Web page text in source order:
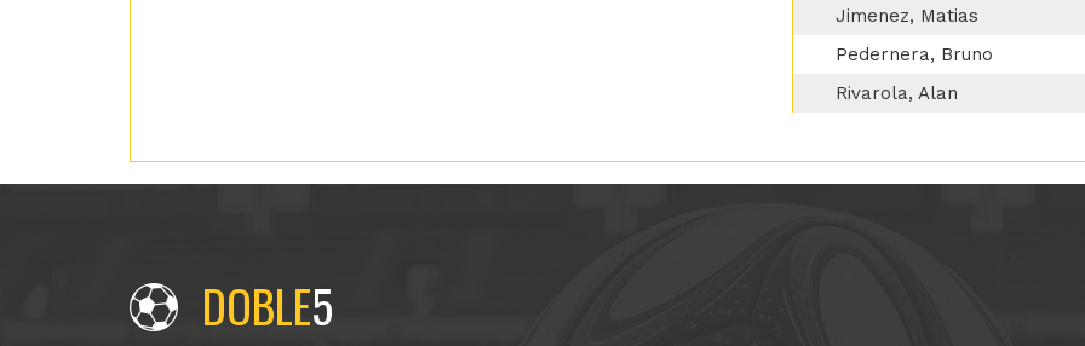
Jimenez, Matias
Pedernera, Bruno
Rivarola, Alan
DOBLE5